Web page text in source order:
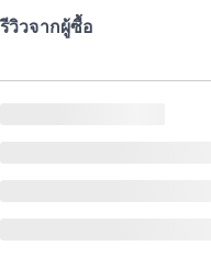
รีวิวจากผู้ซื้อ